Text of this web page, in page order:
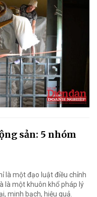
sản: 5 nhóm
là một đạo luật điều chỉnh
là một khuôn khổ pháp lý
minh bạch, hiệu quả.